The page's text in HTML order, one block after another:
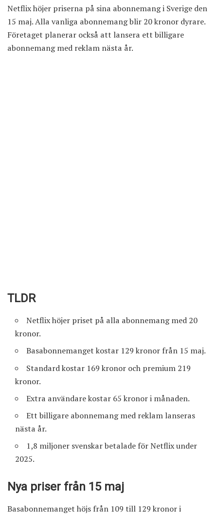
Netflix höjer priserna på sina abonnemang i Sverige den
15 maj. Alla vanliga abonnemang blir 20 kronor dyrare.
Företaget planerar också att lansera ett billigare
abonnemang med reklam nästa år.
TLDR
Netflix höjer priset på alla abonnemang med 20
kronor.
Basabonnemanget kostar 129 kronor från 15 maj.
Standard kostar 169 kronor och premium 219
kronor.
Extra användare kostar 65 kronor i månaden.
Ett billigare abonnemang med reklam lanseras
nästa år.
1,8 miljoner svenskar betalade för Netflix under
2025.
Nya priser från 15 maj
Basabonnemanget höjs från 109 till 129 kronor i